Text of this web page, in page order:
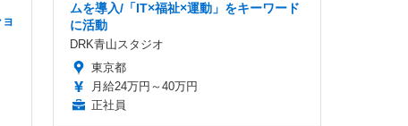
ムを導入/「IT×福祉×運動」をキーワード
に活動
DRK青山スタジオ
東京都
月給24万円～40万円
正社員